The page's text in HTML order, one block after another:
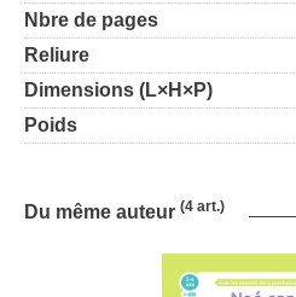
Nbre de pages
Reliure
Dimensions (L×H×P)
Poids
Du même auteur (4 art.)